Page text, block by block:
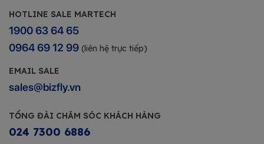
HOTLINE SALE MARTECH
1900 63 64 65
0964 69 12 99 (liên hệ trực tiếp)
EMAIL SALE
sales@bizfly.vn
TỔNG ĐÀI CHĂM SÓC KHÁCH HÀNG
024 7300 6886